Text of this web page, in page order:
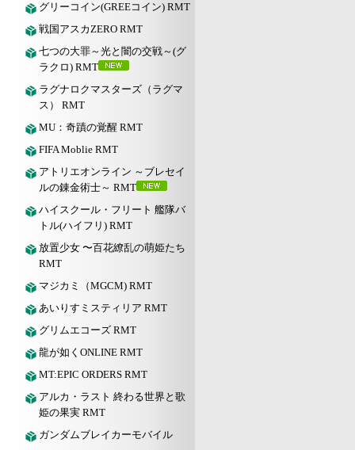
グリーコイン(GREEコイン) RMT
戦国アスカZERO RMT
七つの大罪～光と闇の交戦～(グ
ラクロ) RMT
ラグナロクマスターズ（ラグマ
ス） RMT
MU：奇蹟の覚醒 RMT
FIFA Moblie RMT
アトリエオンライン ～ブレセイ
ルの錬金術士～ RMT
ハイスクール・フリート 艦隊バ
トル(ハイフリ) RMT
放置少女 〜百花繚乱の萌姫たち
RMT
マジカミ（MGCM) RMT
あいりすミスティリア RMT
グリムエコーズ RMT
龍が如くONLINE RMT
MT:EPIC ORDERS RMT
アルカ・ラスト 終わる世界と歌
姫の果実 RMT
ガンダムブレイカーモバイル